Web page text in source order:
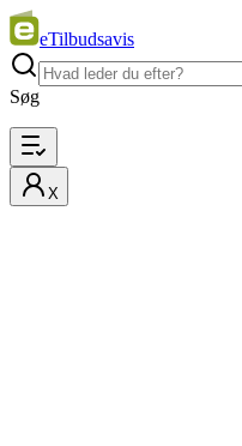
eTilbudsavis
Søg
X